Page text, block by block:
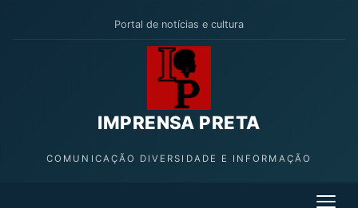
Portal de notícias e cultura
IMPRENSA PRETA
COMUNICAÇÃO DIVERSIDADE E INFORMAÇÃO